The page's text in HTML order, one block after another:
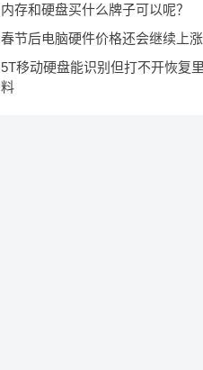
内存和硬盘买什么牌子可以呢？
春节后电脑硬件价格还会继续上涨
5T移动硬盘能识别但打不开恢复
料